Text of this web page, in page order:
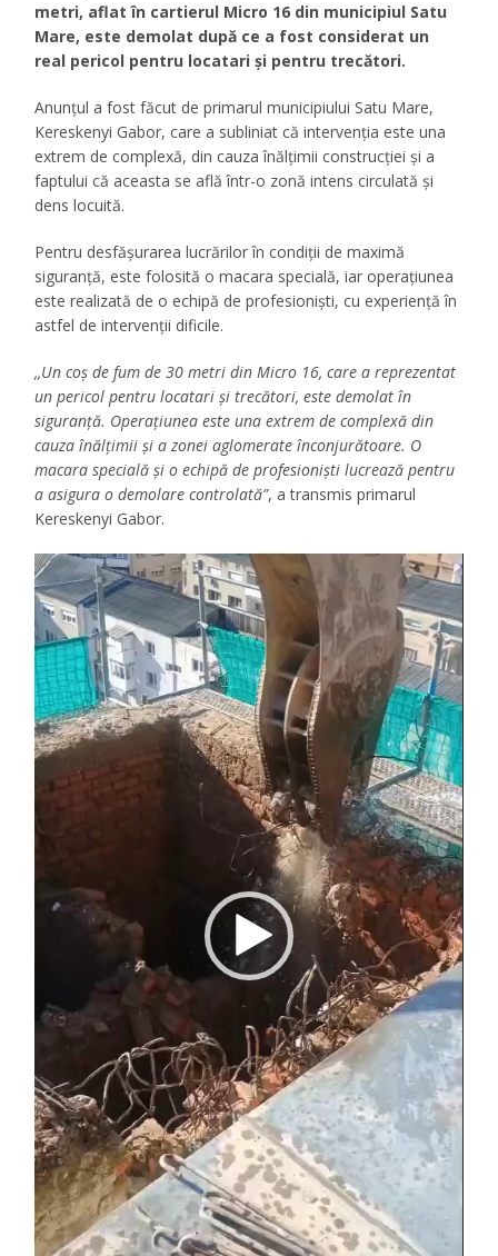
metri, aflat în cartierul Micro 16 din municipiul Satu
Mare, este demolat după ce a fost considerat un
real pericol pentru locatari și pentru trecători.
Anunțul a fost făcut de primarul municipiului Satu Mare,
Kereskenyi Gabor, care a subliniat că intervenția este una
extrem de complexă, din cauza înălțimii construcției și a
faptului că aceasta se află într-o zonă intens circulată și
dens locuită.
Pentru desfășurarea lucrărilor în condiții de maximă
siguranță, este folosită o macara specială, iar operațiunea
este realizată de o echipă de profesioniști, cu experiență în
astfel de intervenții dificile.
,,Un coș de fum de 30 metri din Micro 16, care a reprezentat
un pericol pentru locatari și trecători, este demolat în
siguranță. Operațiunea este una extrem de complexă din
cauza înălțimii și a zonei aglomerate înconjurătoare. O
macara specială și o echipă de profesioniști lucrează pentru
a asigura o demolare controlată”, a transmis primarul
Kereskenyi Gabor.
Player
video